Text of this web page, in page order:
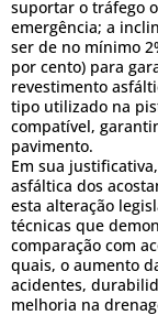
suportar o tráfego
emergência; a
ser de no mínimo
por cento) para
revestimento
tipo utilizado na
compatível,
pavimento.
Em sua
asfáltica dos
esta alteração
técnicas que
comparação com
quais, o aumento
acidentes,
melhoria na